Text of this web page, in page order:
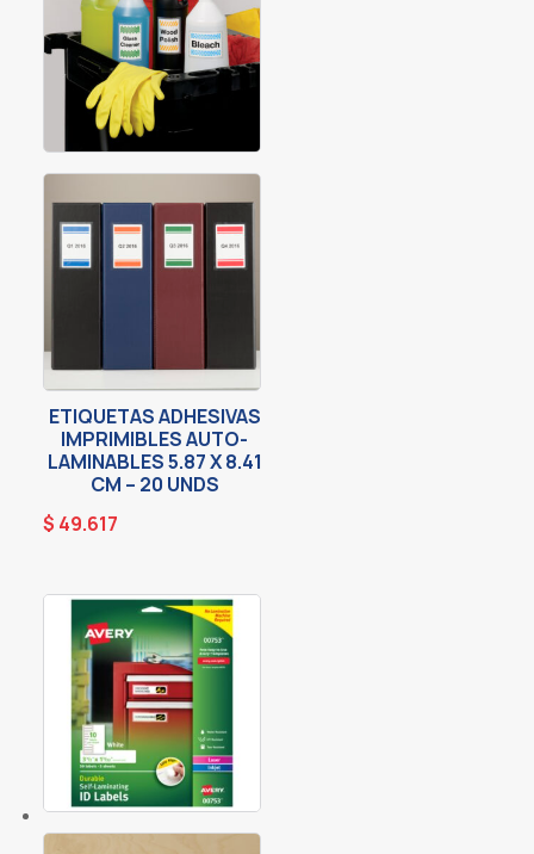
ETIQUETAS ADHESIVAS
IMPRIMIBLES AUTO-
LAMINABLES 5.87 X 8.41
CM – 20 UNDS
$ 49.617